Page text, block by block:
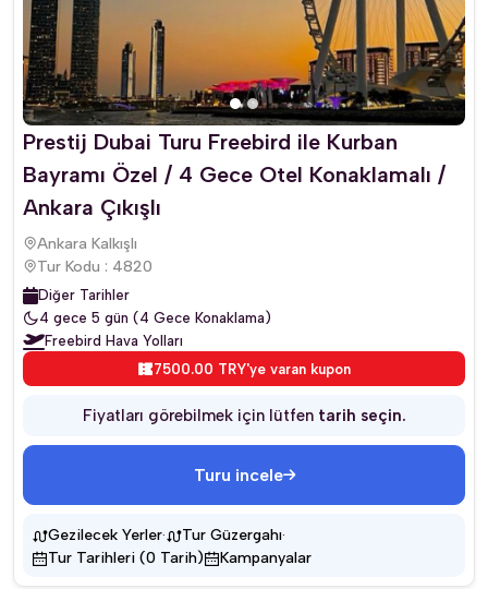
Prestij Dubai Turu Freebird ile Kurban
Bayramı Özel / 4 Gece Otel Konaklamalı /
Ankara Çıkışlı
Ankara Kalkışlı
Tur Kodu : 4820
Diğer Tarihler
4 gece 5 gün (4 Gece Konaklama)
Freebird Hava Yolları
7500.00 TRY'ye varan kupon
Fiyatları görebilmek için lütfen tarih seçin.
Turu incele
Gezilecek Yerler· Tur Güzergahı·
Tur Tarihleri (0 Tarih) Kampanyalar